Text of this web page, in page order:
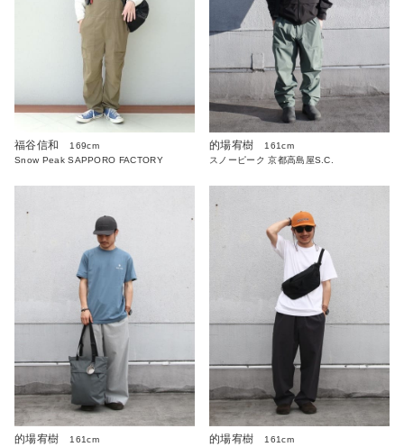
福谷信和
169cm
Snow Peak SAPPORO FACTORY
的場宥樹
161cm
スノーピーク 京都高島屋S.C.
的場宥樹
161cm
的場宥樹
161cm